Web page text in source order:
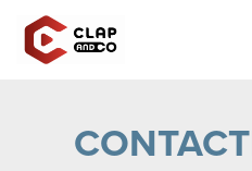
Aller